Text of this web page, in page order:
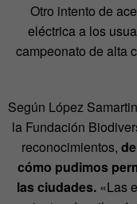
Otro intento de
eléctrica a los
campeonato de alta
Según López
la Fundación
reconocimientos,
cómo pudimos
las ciudades.«Las